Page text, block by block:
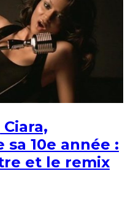
sa 10e année :
et le remix